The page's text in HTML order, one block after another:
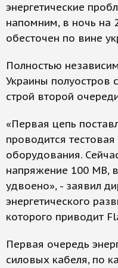
энергетические
напомним, в ночь на
обесточен по вине
Полностью
Украины полуостров
строй второй
«Первая цепь
проводится тестовая
оборудования.
напряжение 100 МВ,
удвоено», - заявил
энергетического
которого приводит
Первая очередь
силовых кабеля, по